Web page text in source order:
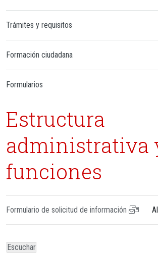
Trámites y requisitos
Formación ciudadana
Formularios
Estructura
administrativa
funciones
Formulario de solicitud de información
Escuchar